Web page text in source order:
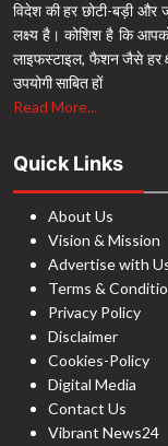
विदेश की हर छोटी-बड़ी
लक्ष्य है। कोशिश है कि
लाइफस्टाइल, फैशन जैसे हर
उपयोगी साबित हों
Read More...
Quick Links
About Us
Vision & Mission
Advertise with
Terms &
Privacy Policy
Disclaimer
Cookies-Policy
Digital Media
Contact Us
Vibrant News24